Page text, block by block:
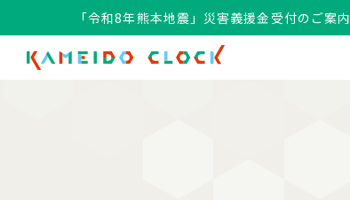
「令和8年熊本地震」災害義援金受付のご案内